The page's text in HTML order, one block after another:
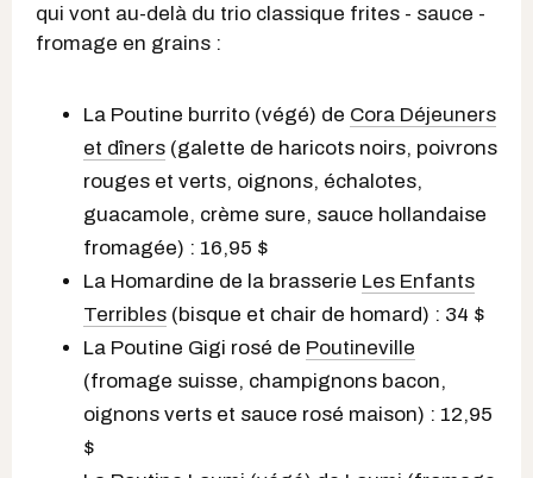
qui vont au-delà du trio classique frites - sauce -
fromage en grains :
La Poutine burrito (végé) de Cora Déjeuners
et dîners (galette de haricots noirs, poivrons
rouges et verts, oignons, échalotes,
guacamole, crème sure, sauce hollandaise
fromagée) : 16,95 $
La Homardine de la brasserie Les Enfants
Terribles (bisque et chair de homard) : 34 $
La Poutine Gigi rosé de Poutineville
(fromage suisse, champignons bacon,
oignons verts et sauce rosé maison) : 12,95
$